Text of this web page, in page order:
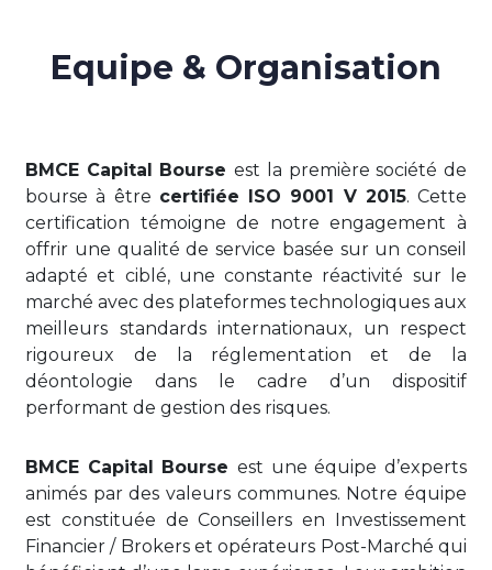
Equipe & Organisation
BMCE Capital Bourseest la première société de
bourse à être certifiée ISO 9001 V 2015. Cette
certification témoigne de notre engagement à
offrir une qualité de service basée sur un conseil
adapté et ciblé, une constante réactivité sur le
marché avec des plateformes technologiques aux
meilleurs standards internationaux, un respect
rigoureux de la réglementation et de la
déontologie dans le cadre d’un dispositif
performant de gestion des risques.
BMCE Capital Bourse est une équipe d’experts
animés par des valeurs communes. Notre équipe
est constituée de Conseillers en Investissement
Financier / Brokers et opérateurs Post-Marché qui